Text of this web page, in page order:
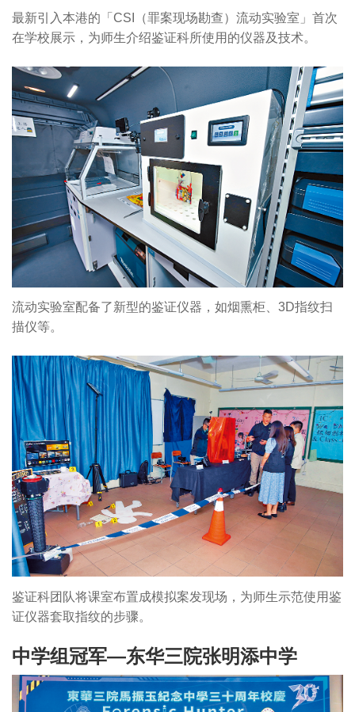
最新引入本港的「CSI（罪案现场勘查）流动实验室」首次
在学校展示，为师生介绍鉴证科所使用的仪器及技术。
流动实验室配备了新型的鉴证仪器，如烟熏柜、3D指纹扫
描仪等。
鉴证科团队将课室布置成模拟案发现场，为师生示范使用鉴
证仪器套取指纹的步骤。
中学组冠军—东华三院张明添中学